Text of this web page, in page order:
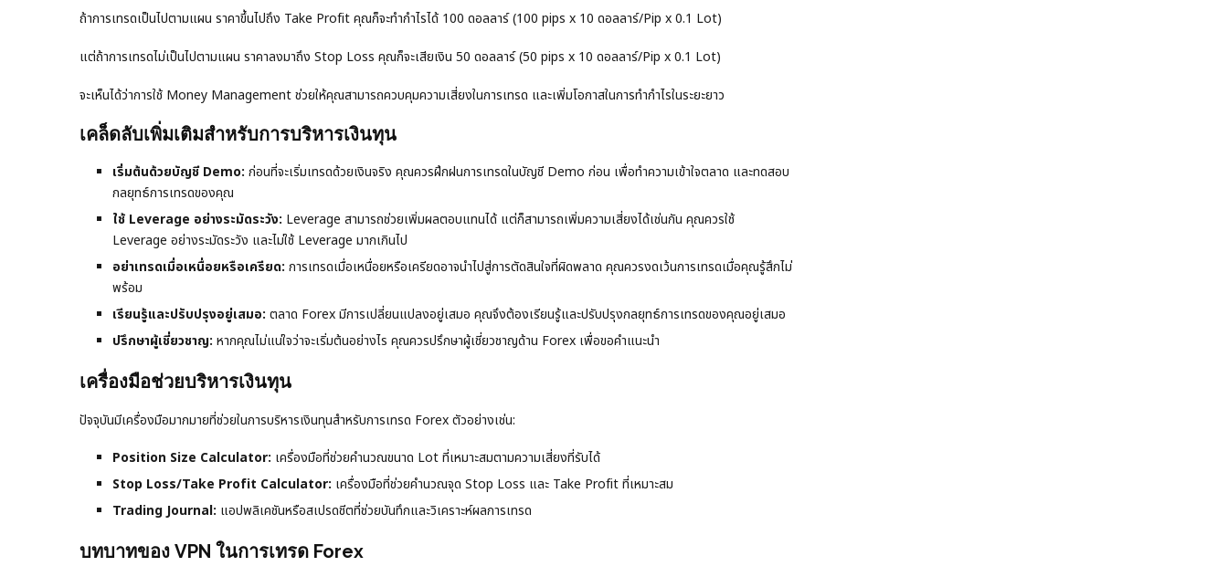
ถ้าการเทรดเป็นไปตามแผน ราคาขึ้นไปถึง Take Profit คุณก็จะทำกำไรได้ 100 ดอลลาร์ (100 pips x 10 ดอลลาร์/Pip x 0.1 Lot)
แต่ถ้าการเทรดไม่เป็นไปตามแผน ราคาลงมาถึง Stop Loss คุณก็จะเสียเงิน 50 ดอลลาร์ (50 pips x 10 ดอลลาร์/Pip x 0.1 Lot)
จะเห็นได้ว่าการใช้ Money Management ช่วยให้คุณสามารถควบคุมความเสี่ยงในการเทรด และเพิ่มโอกาสในการทำกำไรในระยะยาว
เคล็ดลับเพิ่มเติมสำหรับการบริหารเงินทุน
เริ่มต้นด้วยบัญชี Demo: ก่อนที่จะเริ่มเทรดด้วยเงินจริง คุณควรฝึกฝนการเทรดในบัญชี Demo ก่อน เพื่อทำความเข้าใจตลาด และทดสอบ
กลยุทธ์การเทรดของคุณ
ใช้ Leverage อย่างระมัดระวัง: Leverage สามารถช่วยเพิ่มผลตอบแทนได้ แต่ก็สามารถเพิ่มความเสี่ยงได้เช่นกัน คุณควรใช้
Leverage อย่างระมัดระวัง และไม่ใช้ Leverage มากเกินไป
อย่าเทรดเมื่อเหนื่อยหรือเครียด: การเทรดเมื่อเหนื่อยหรือเครียดอาจนำไปสู่การตัดสินใจที่ผิดพลาด คุณควรงดเว้นการเทรดเมื่อคุณรู้สึกไม่
พร้อม
เรียนรู้และปรับปรุงอยู่เสมอ: ตลาด Forex มีการเปลี่ยนแปลงอยู่เสมอ คุณจึงต้องเรียนรู้และปรับปรุงกลยุทธ์การเทรดของคุณอยู่เสมอ
ปรึกษาผู้เชี่ยวชาญ: หากคุณไม่แน่ใจว่าจะเริ่มต้นอย่างไร คุณควรปรึกษาผู้เชี่ยวชาญด้าน Forex เพื่อขอคำแนะนำ
เครื่องมือช่วยบริหารเงินทุน
ปัจจุบันมีเครื่องมือมากมายที่ช่วยในการบริหารเงินทุนสำหรับการเทรด Forex ตัวอย่างเช่น:
Position Size Calculator: เครื่องมือที่ช่วยคำนวณขนาด Lot ที่เหมาะสมตามความเสี่ยงที่รับได้
Stop Loss/Take Profit Calculator: เครื่องมือที่ช่วยคำนวณจุด Stop Loss และ Take Profit ที่เหมาะสม
Trading Journal: แอปพลิเคชันหรือสเปรดชีตที่ช่วยบันทึกและวิเคราะห์ผลการเทรด
บทบาทของ VPN ในการเทรด Forex